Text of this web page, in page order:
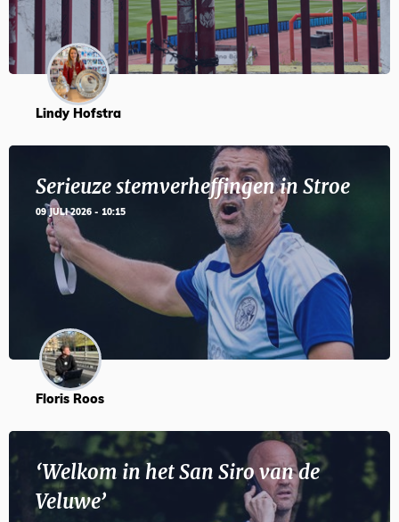
Lindy Hofstra
Serieuze stemverheffingen in Stroe
09 JULI 2026 - 10:15
Floris Roos
‘Welkom in het San Siro van de
Veluwe’